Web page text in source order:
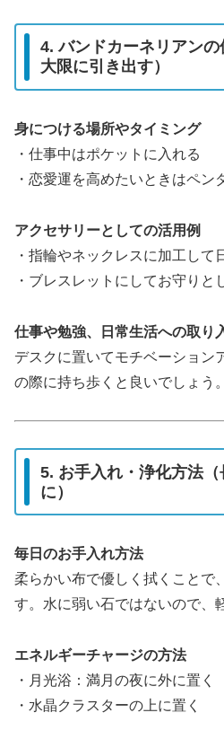
4. バンドカーネリアン
大限に引き出す）
身につける場所やタイミング
・仕事中はポケットに入れる
・恋愛運を高めたいときはペン
アクセサリーとしての活用例
・指輪やネックレスに加工して
・ブレスレットにしてお守りと
仕事や勉強、日常生活への取り
デスクに置いてモチベーション
の際に持ち歩くと良いでしょう。
5. お手入れ・浄化方法
に）
毎日のお手入れ方法
柔らかい布で優しく拭くことで
す。水に弱い石ではないので、
エネルギーチャージの方法
・月光浴：満月の夜に外に置く
・水晶クラスターの上に置く